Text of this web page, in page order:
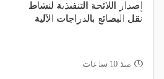
إصدار اللائحة التنفيذية لنشاط
نقل البضائع بالدراجات الآلية
منذ 10 ساعات